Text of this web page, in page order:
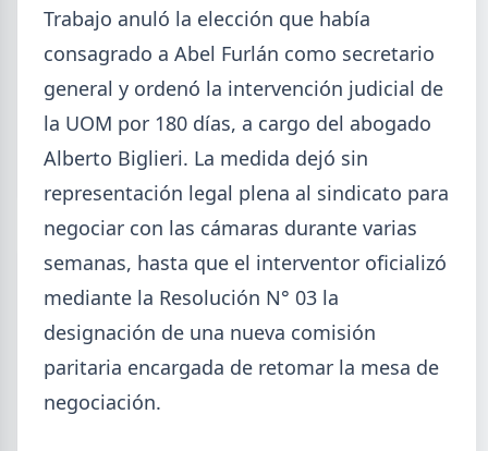
Perfiles.com.ar abrió su tercera
sucursal en zona norte: llegó a San
Isidro
1974 en San Fernando, sumó un local sobre Av.
Andrés Rolón, su primer punto de venta en San
Trabajo anuló la elección que había
consagrado a Abel Furlán como secretario
general y ordenó la intervención judicial de
la UOM por 180 días, a cargo del abogado
Alberto Biglieri. La medida dejó sin
representación legal plena al sindicato para
negociar con las cámaras durante varias
semanas, hasta que el interventor oficializó
mediante la Resolución N° 03 la
designación de una nueva comisión
paritaria encargada de retomar la mesa de
negociación.